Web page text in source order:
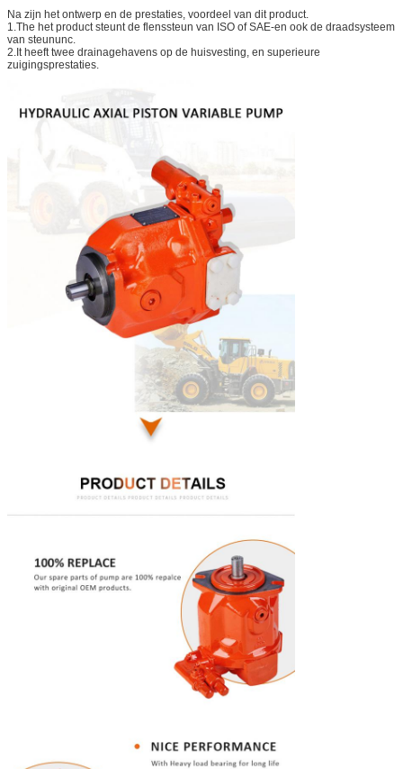
Na zijn het ontwerp en de prestaties, voordeel van dit product.
1.The het product steunt de flenssteun van ISO of SAE-en ook de draadsysteem
van steununc.
2.It heeft twee drainagehavens op de huisvesting, en superieure
zuigingsprestaties.